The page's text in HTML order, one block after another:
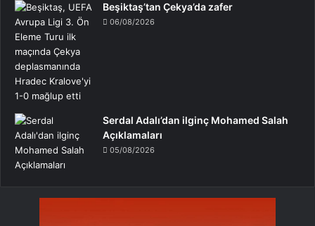
Beşiktaş’tan Çekya’da zafer
06/08/2026
Serdal Adalı’dan ilginç Mohamed Salah
Açıklamaları
05/08/2026